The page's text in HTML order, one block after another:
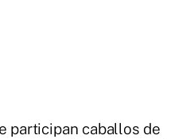
participan caballos de